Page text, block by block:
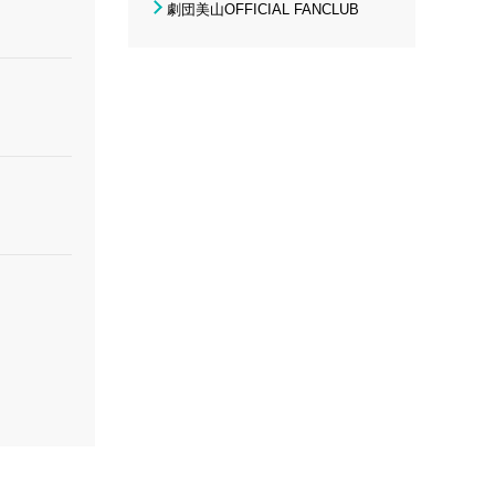
劇団美山OFFICIAL FANCLUB